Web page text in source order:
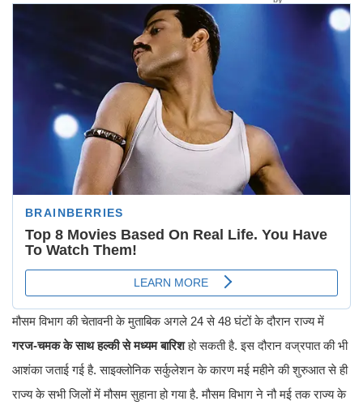
मौसम विभाग की चेतावनी के मुताबिक अगले 24 से 48 घंटों के दौरान राज्य में
गरज-चमक के साथ हल्की से मध्यम बारिशहो सकती है. इस दौरान वज्रपात की भी
आशंका जताई गई है. साइक्लोनिक सर्कुलेशन के कारण मई महीने की शुरुआत से ही
राज्य के सभी जिलों में मौसम सुहाना हो गया है. मौसम विभाग ने नौ मई तक राज्य के